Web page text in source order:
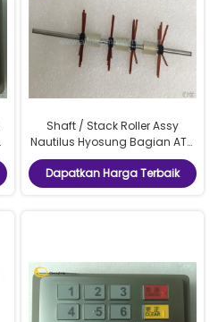
Shaft / Stack Roller Assy
Nautilus Hyosung Bagian ATM
S7310000299 P / N
Dapatkan Harga Terbaik